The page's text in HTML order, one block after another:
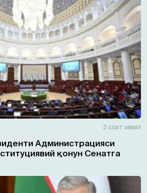
3 соат аввал
Администрацияси
қонун Сенатга